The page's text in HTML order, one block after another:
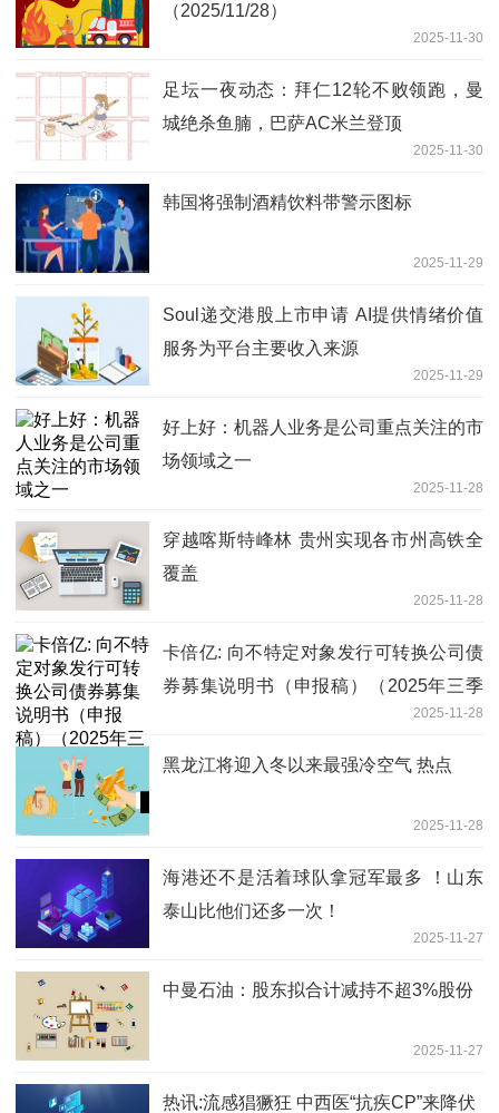
（2025/11/28）
2025-11-30
足坛一夜动态：拜仁12轮不败领跑，曼
城绝杀鱼腩，巴萨AC米兰登顶
2025-11-30
韩国将强制酒精饮料带警示图标
2025-11-29
Soul递交港股上市申请 AI提供情绪价值
服务为平台主要收入来源
2025-11-29
好上好：机器人业务是公司重点关注的市
场领域之一
2025-11-28
穿越喀斯特峰林 贵州实现各市州高铁全
覆盖
2025-11-28
卡倍亿: 向不特定对象发行可转换公司债
券募集说明书（申报稿）（2025年三季
度财务数据更新）内容摘要 速读2025-11-28
黑龙江将迎入冬以来最强冷空气 热点
2025-11-28
海港还不是活着球队拿冠军最多 ！山东
泰山比他们还多一次！
2025-11-27
中曼石油：股东拟合计减持不超3%股份
2025-11-27
热讯:流感猖獗狂 中西医“抗疾CP”来降伏